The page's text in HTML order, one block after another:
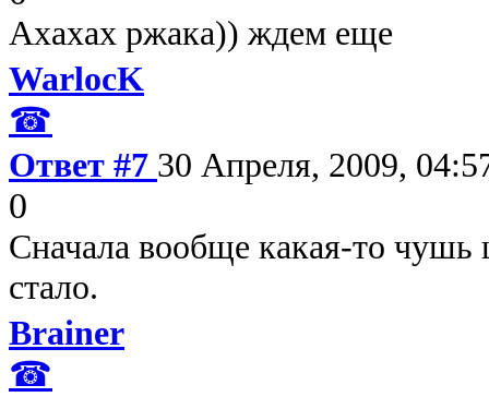
Ахахах ржака)) ждем еще
WarlocK
☎
Ответ #7 30 Апреля, 2009,
0
Сначала вообще какая-то
стало.
Brainer
☎